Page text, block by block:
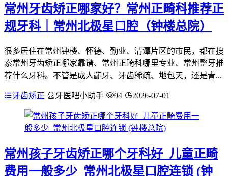
常州牙齿矫正哪家好？常州正畸科推荐正
规牙科｜常州北极星口腔（钟楼总院）
很多居住在常州钟楼、怀德、勤业、清潭片区的市民，都在搜
索常州牙齿矫正哪家靠谱、常州正畸科哪里专业、常州整牙推
荐什么牙科。不管是成人龅牙、牙齿稀疏、地包天，还是青...
牙齿矫正 牙医吧小助手 94 2026-07-01
常州孩子牙齿矫正哪个牙科好_儿童正畸
费用一般多少_常州北极星口腔连锁 (钟